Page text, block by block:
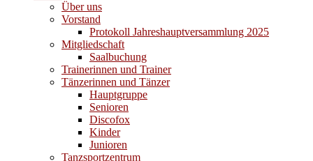
Über uns
Vorstand
Protokoll Jahreshauptversammlung 2025
Mitgliedschaft
Saalbuchung
Trainerinnen und Trainer
Tänzerinnen und Tänzer
Hauptgruppe
Senioren
Discofox
Kinder
Junioren
Tanzsportzentrum